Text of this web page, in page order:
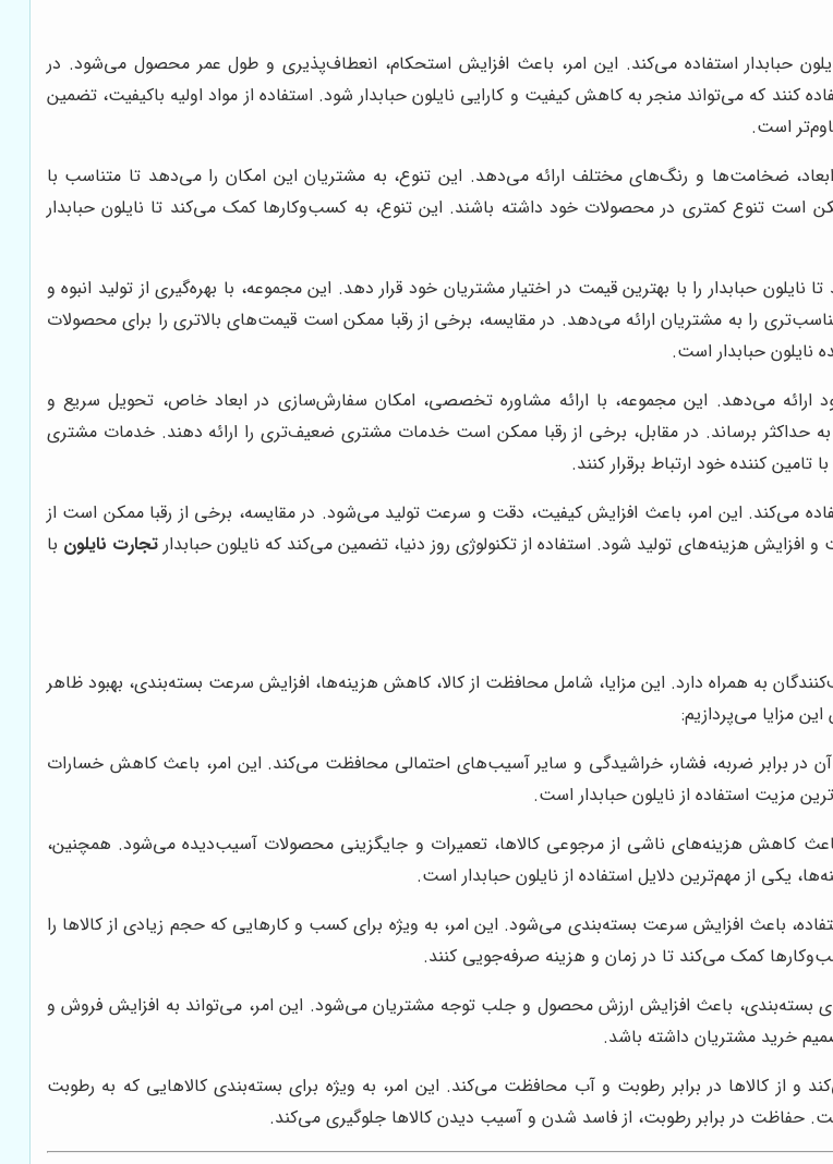
حبابدار استفاده می‌کند. این امر، باعث افزایش استحکام، انعطاف‌پذیری و طول عمر محصول می‌شود. در
کنند که می‌تواند منجر به کاهش کیفیت و کارایی نایلون حبابدار شود. استفاده از مواد اولیه باکیفیت، تضمین
است.
ابعاد، ضخامت‌ها و رنگ‌های مختلف ارائه می‌دهد. این تنوع، به مشتریان این امکان را می‌دهد تا متناسب با
است تنوع کمتری در محصولات خود داشته باشند. این تنوع، به کسب‌وکارها کمک می‌کند تا نایلون حبابدار
نایلون حبابدار را با بهترین قیمت در اختیار مشتریان خود قرار دهد. این مجموعه، با بهره‌گیری از تولید انبوه و
را به مشتریان ارائه می‌دهد. در مقایسه، برخی از رقبا ممکن است قیمت‌های بالاتری را برای محصولات
نایلون حبابدار است.
ارائه می‌دهد. این مجموعه، با ارائه مشاوره تخصصی، امکان سفارش‌سازی در ابعاد خاص، تحویل سریع و
حداکثر برساند. در مقابل، برخی از رقبا ممکن است خدمات مشتری ضعیف‌تری را ارائه دهند. خدمات مشتری
کننده خود ارتباط برقرار کنند.
استفاده می‌کند. این امر، باعث افزایش کیفیت، دقت و سرعت تولید می‌شود. در مقایسه، برخی از رقبا ممکن است از
افزایش هزینه‌های تولید شود. استفاده از تکنولوژی روز دنیا، تضمین می‌کند که نایلون حبابدارتجارت نایلون با
به همراه دارد. این مزایا، شامل محافظت از کالا، کاهش هزینه‌ها، افزایش سرعت بسته‌بندی، بهبود ظاهر
مزایا می‌پردازیم:
از آن در برابر ضربه، فشار، خراشیدگی و سایر آسیب‌های احتمالی محافظت می‌کند. این امر، باعث کاهش خسارات
مزیت استفاده از نایلون حبابدار است.
کاهش هزینه‌های ناشی از مرجوعی کالاها، تعمیرات و جایگزینی محصولات آسیب‌دیده می‌شود. همچنین،
از مهم‌ترین دلایل استفاده از نایلون حبابدار است.
باعث افزایش سرعت بسته‌بندی می‌شود. این امر، به ویژه برای کسب و کارهایی که حجم زیادی از کالاها را
کمک می‌کند تا در زمان و هزینه صرفه‌جویی کنند.
بسته‌بندی، باعث افزایش ارزش محصول و جلب توجه مشتریان می‌شود. این امر، می‌تواند به افزایش فروش و
خرید مشتریان داشته باشد.
و از کالاها در برابر رطوبت و آب محافظت می‌کند. این امر، به ویژه برای بسته‌بندی کالاهایی که به رطوبت
حفاظت در برابر رطوبت، از فاسد شدن و آسیب دیدن کالاها جلوگیری می‌کند.